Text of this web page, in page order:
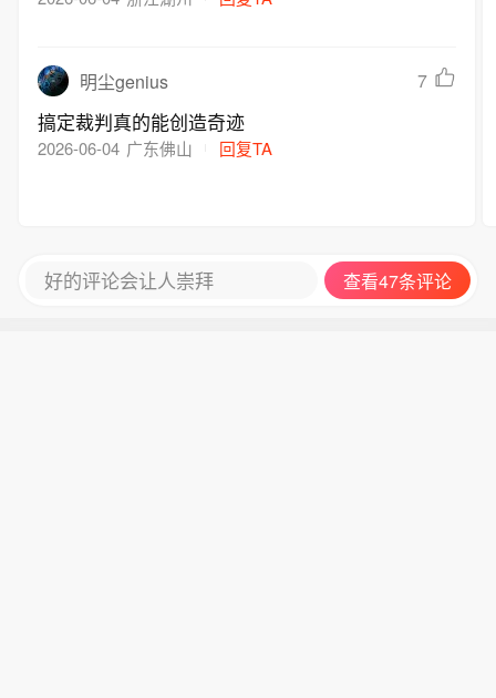
明尘genius 7
搞定裁判真的能创造奇迹
2026-06-04 广东佛山 回复TA
好的评论会让人崇拜 查看47条评论